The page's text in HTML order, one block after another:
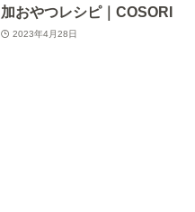
加おやつレシピ｜COSORI
2023年4月28日